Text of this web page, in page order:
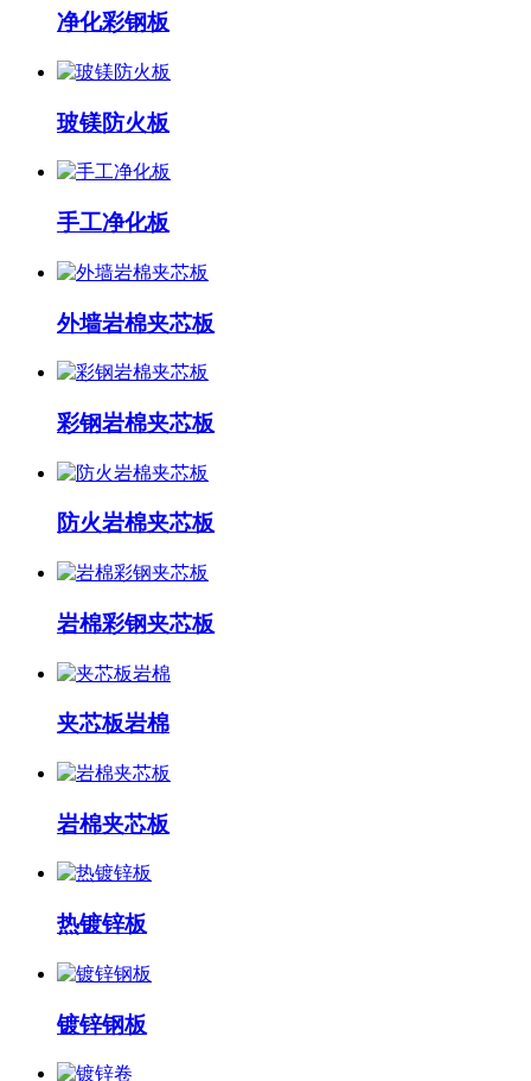
净化彩钢板
玻镁防火板
手工净化板
外墙岩棉夹芯板
彩钢岩棉夹芯板
防火岩棉夹芯板
岩棉彩钢夹芯板
夹芯板岩棉
岩棉夹芯板
热镀锌板
镀锌钢板